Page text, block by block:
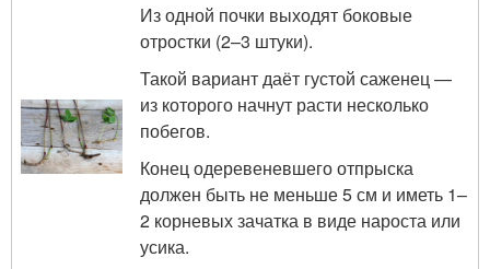
Из одной почки выходят боковые
отростки (2–3 штуки).
Такой вариант даёт густой саженец —
из которого начнут расти несколько
побегов.
Конец одеревеневшего отпрыска
должен быть не меньше 5 см и иметь 1–
2 корневых зачатка в виде нароста или
усика.